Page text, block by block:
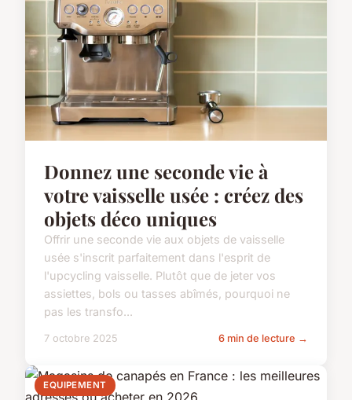
Donnez une seconde vie à
votre vaisselle usée : créez des
objets déco uniques
Offrir une seconde vie aux objets de vaisselle
usée s'inscrit parfaitement dans l'esprit de
l'upcycling vaisselle. Plutôt que de jeter vos
assiettes, bols ou tasses abîmés, pourquoi ne
pas les transfo...
7 octobre 2025 6 min de lecture →
EQUIPEMENT